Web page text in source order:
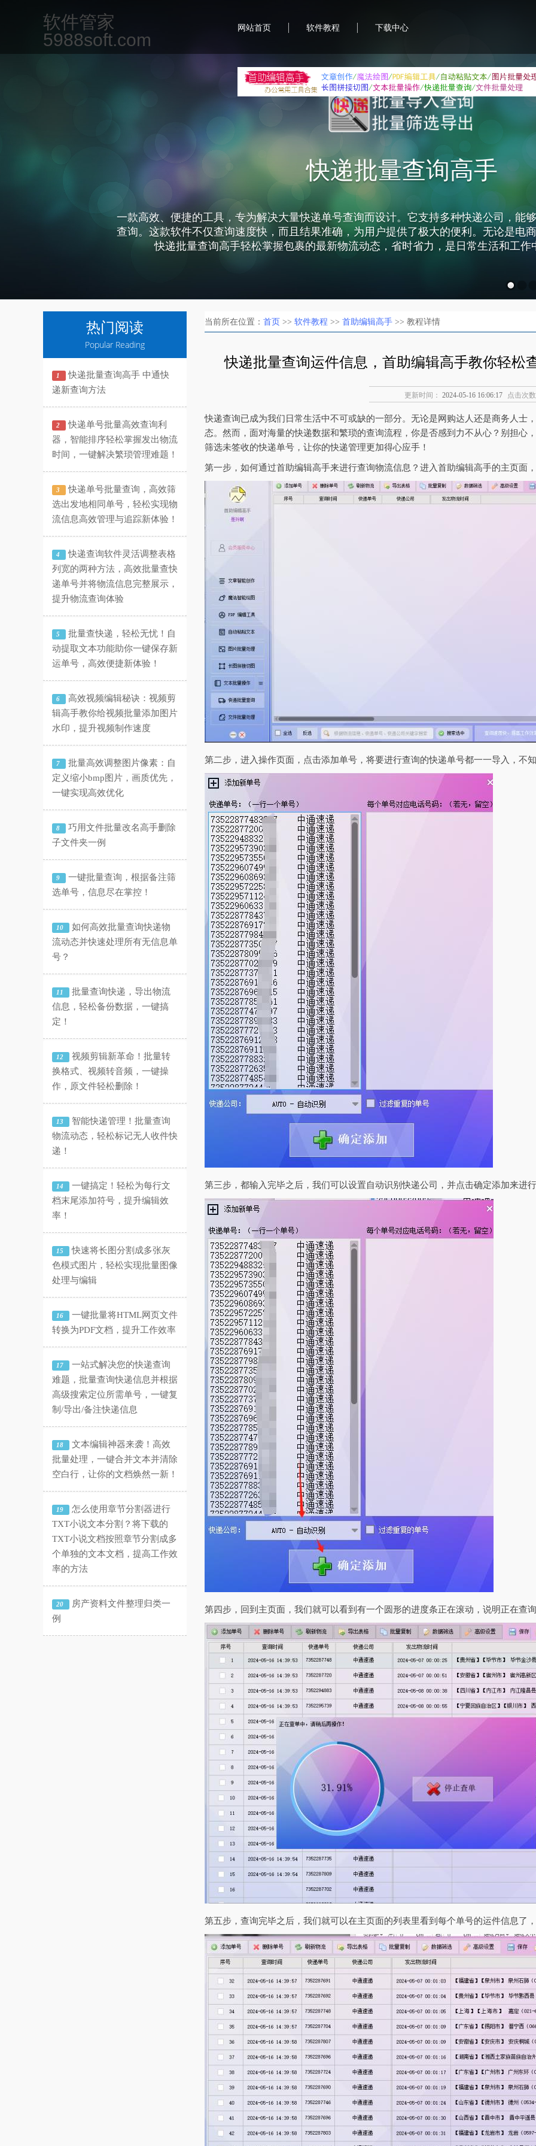
软件管家
5988soft.com
网站首页 | 软件教程 | 下载中心
热门阅读
Popular Reading
1
快递批量查询高手 中通快
递新查询方法
2
快递单号批量高效查询利
器，智能排序轻松掌握发出物流
时间，一键解决繁琐管理难题！
3
快递单号批量查询，高效筛
选出发地相同单号，轻松实现物
流信息高效管理与追踪新体验！
4
快递查询软件灵活调整表格
列宽的两种方法，高效批量查快
递单号并将物流信息完整展示，
提升物流查询体验
5
批量查快递，轻松无忧！自
动提取文本功能助你一键保存新
运单号，高效便捷新体验！
6
高效视频编辑秘诀：视频剪
辑高手教你给视频批量添加图片
水印，提升视频制作速度
7
批量高效调整图片像素：自
定义缩小bmp图片，画质优先，
一键实现高效优化
8
巧用文件批量改名高手删除
子文件夹一例
9
一键批量查询，根据备注筛
选单号，信息尽在掌控！
10
如何高效批量查询快递物
流动态并快速处理所有无信息单
号？
11
批量查询快递，导出物流
信息，轻松备份数据，一键搞
定！
12
视频剪辑新革命！批量转
换格式、视频转音频，一键操
作，原文件轻松删除！
13
智能快递管理！批量查询
物流动态，轻松标记无人收件快
递！
14
一键搞定！轻松为每行文
档末尾添加符号，提升编辑效
率！
15
快速将长图分割成多张灰
色模式图片，轻松实现批量图像
处理与编辑
16
一键批量将HTML网页文件
转换为PDF文档，提升工作效率
17
一站式解决您的快递查询
难题，批量查询快递信息并根据
高级搜索定位所需单号，一键复
制/导出/备注快递信息
18
文本编辑神器来袭！高效
批量处理，一键合并文本并清除
空白行，让你的文档焕然一新！
19
怎么使用章节分割器进行
TXT小说文本分割？将下载的
TXT小说文档按照章节分割成多
个单独的文本文档，提高工作效
率的方法
20
房产资料文件整理归类一
例
当前所在位置： 首页 >> 软件教程 >> 首助编辑高手 >> 教程详情
快递批量查询运件信息，首助编辑高手教你轻松
更新时间： 2024-05-16 16:06:17 点击次
快递查询已成为我们日常生活中不可或缺的一部分。无论是网购达人还是商务人士
态。然而，面对海量的快递数据和繁琐的查询流程，你是否感到力不从心？别担心
筛选未签收的快递单号，让你的快递管理更加得心应手！
第一步，如何通过首助编辑高手来进行查询物流信息？进入首助编辑高手的主页面
第二步，进入操作页面，点击添加单号，将要进行查询的快递单号都一一导入，不
第三步，都输入完毕之后，我们可以设置自动识别快递公司，并点击确定添加来进
第四步，回到主页面，我们就可以看到有一个圆形的进度条正在滚动，说明正在查
第五步，查询完毕之后，我们就可以在主页面的列表里看到每个单号的运件信息了